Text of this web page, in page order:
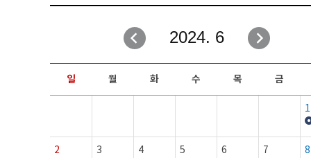
취업성공지원과
창업지원·교육센터
현장실습/IPP사업단
커뮤니티
자유게시판
일정안내
보도자료
행사갤러리
2024. 6
일 월 화 수 목 금
1
2 3 4 5 6 7 8